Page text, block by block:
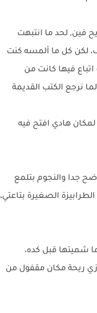
فين, لحد ما انتبهت
لكن كل ما ألمسه كنت
فيها كانت من
نرجع الكتب القديمة
لمكان هادي افتح فيه
جدا والنجوم بتلمع
الصغيرة بتاعتي،
شميتها قبل كده،
زي ريحة مكان مقفول من